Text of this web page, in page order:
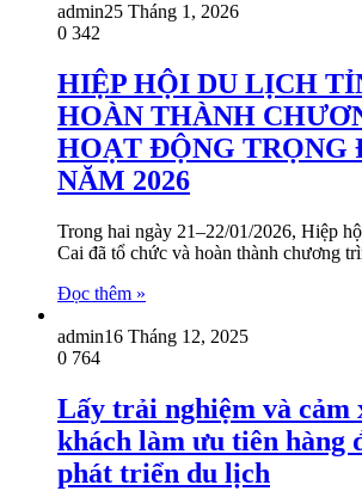
admin25 Tháng 1, 2026
0 342
HIỆP HỘI DU LỊCH
HOÀN THÀNH
HOẠT ĐỘNG
NĂM 2026
Trong hai ngày 21–22/01/2026, Hiệp
Cai đã tổ chức và hoàn thành chương
Đọc thêm »
admin16 Tháng 12, 2025
0 764
Lấy trải nghiệm và cảm
khách làm ưu tiên hàng
phát triển du lịch